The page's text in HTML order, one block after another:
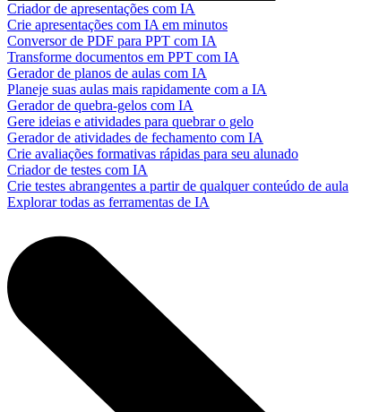
Criador de apresentações com IA
Crie apresentações com IA em minutos
Conversor de PDF para PPT com IA
Transforme documentos em PPT com IA
Gerador de planos de aulas com IA
Planeje suas aulas mais rapidamente com a IA
Gerador de quebra-gelos com IA
Gere ideias e atividades para quebrar o gelo
Gerador de atividades de fechamento com IA
Crie avaliações formativas rápidas para seu alunado
Criador de testes com IA
Crie testes abrangentes a partir de qualquer conteúdo de aula
Explorar todas as ferramentas de IA